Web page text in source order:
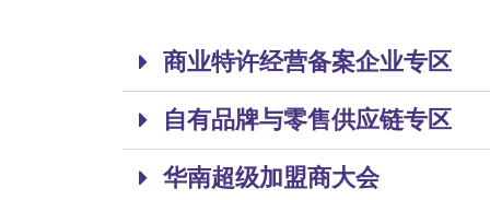
商业特许经营备案企业专区
自有品牌与零售供应链专区
华南超级加盟商大会